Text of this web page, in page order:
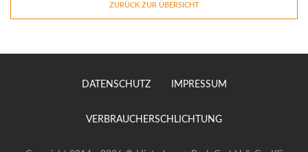
ZURÜCK ZUR ÜBERSICHT
DATENSCHUTZ IMPRESSUM
VERBRAUCHERSCHLICHTUNG